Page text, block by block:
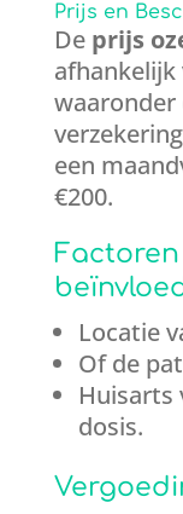
Prijs en
De prijs
afhankelijk
waaronder
een
€200.
Locatie
Of de
Huisarts
dosis.